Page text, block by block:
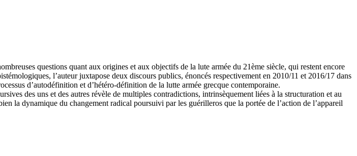
questions quant aux origines et aux objectifs de la lute armée du 21ème siècle, qui restent encore
l’auteur juxtapose deux discours publics, énoncés respectivement en 2010/11 et 2016/17 dans
d’autodéfinition et d’hétéro-définition de la lutte armée grecque contemporaine.
des uns et des autres révèle de multiples contradictions, intrinsèquement liées à la structuration et au
la dynamique du changement radical poursuivi par les guérilleros que la portée de l’action de l’appareil